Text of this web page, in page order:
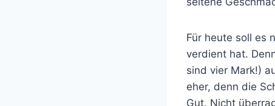
Für heute soll es
verdient hat.
sind vier Mark!)
eher, denn die
Gut. Nicht